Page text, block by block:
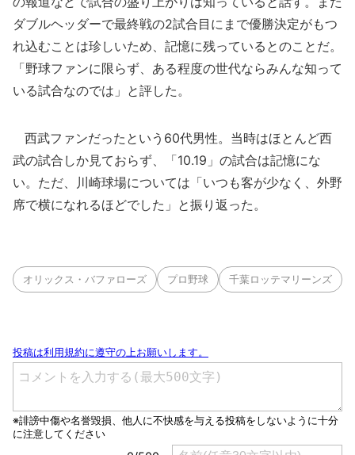
ダブルヘッダーで最終戦の2試合目にまで優勝決定がもつ
れ込むことは珍しいため、記憶に残っているとのことだ。
「野球ファンに限らず、ある程度の世代ならみんな知って
いる試合なのでは」と評した。
西武ファンだったという60代男性。当時はほとんど西
武の試合しか見ておらず、「10.19」の試合は記憶にな
い。ただ、川崎球場については「いつも客が少なく、外野
席で横になれるほどでした」と振り返った。
オリックス・バファローズ プロ野球 千葉ロッテマリーンズ